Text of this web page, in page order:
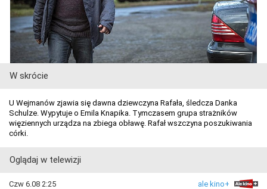
W skrócie
U Wejmanów zjawia się dawna dziewczyna Rafała, śledcza Danka
Schulze. Wypytuje o Emila Knapika. Tymczasem grupa strażników
więziennych urządza na zbiega obławę. Rafał wszczyna poszukiwania
córki.
Oglądaj w telewizji
Czw 6.08 2:25 ale kino+